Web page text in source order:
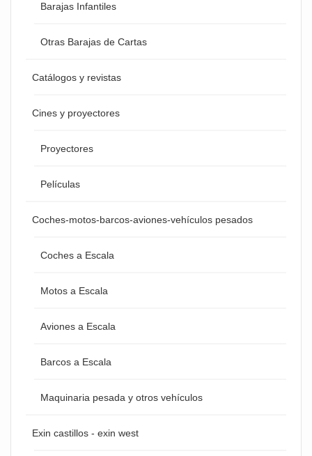
Barajas Infantiles
Otras Barajas de Cartas
Catálogos y revistas
Cines y proyectores
Proyectores
Películas
Coches-motos-barcos-aviones-vehículos pesados
Coches a Escala
Motos a Escala
Aviones a Escala
Barcos a Escala
Maquinaria pesada y otros vehículos
Exin castillos - exin west